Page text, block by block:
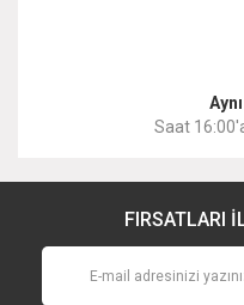
Saat
FIRSATLARI